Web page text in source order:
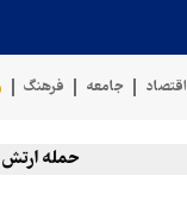
اقتصاد جامعه فرهنگ
حمله ارتش